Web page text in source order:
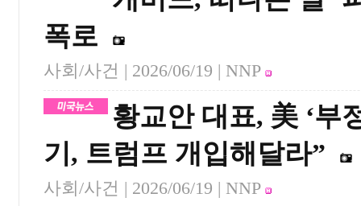
폭로
사회/사건 | 2026/06/19 | NNP
황교안 대표, 美 ‘부
기, 트럼프 개입해달라”
사회/사건 | 2026/06/19 | NNP